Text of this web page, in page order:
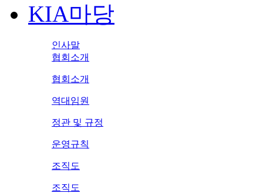
KIA마당
인사말
협회소개
협회소개
역대임원
정관 및 규정
운영규칙
조직도
조직도